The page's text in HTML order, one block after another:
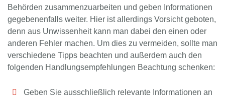
Behörden zusammenzuarbeiten und geben Informationen
gegebenenfalls weiter. Hier ist allerdings Vorsicht geboten,
denn aus Unwissenheit kann man dabei den einen oder
anderen Fehler machen. Um dies zu vermeiden, sollte man
verschiedene Tipps beachten und außerdem auch den
folgenden Handlungsempfehlungen Beachtung schenken:
Geben Sie ausschließlich relevante Informationen an